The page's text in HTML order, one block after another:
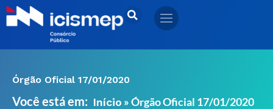
Ir
para
Órgão Oficial 17/01/2020
Você está em: Início »Órgão Oficial 17/01/2020